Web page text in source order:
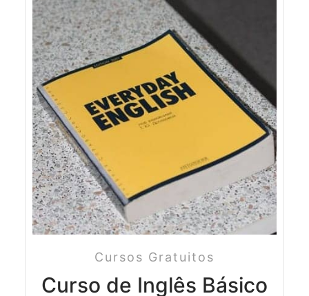
Cursos Gratuitos
Curso de Inglês Básico